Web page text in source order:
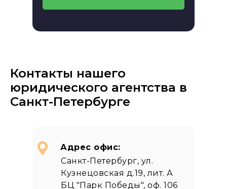
Контакты нашего
юридического агентства в
Санкт-Петербурге
Санкт-Петербург, ул.
Кузнецовская д.19, лит. А
БЦ "Парк Победы", оф. 106
Адрес офис: